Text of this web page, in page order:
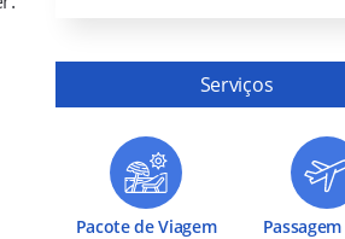
Serviços
Pacote de Viagem